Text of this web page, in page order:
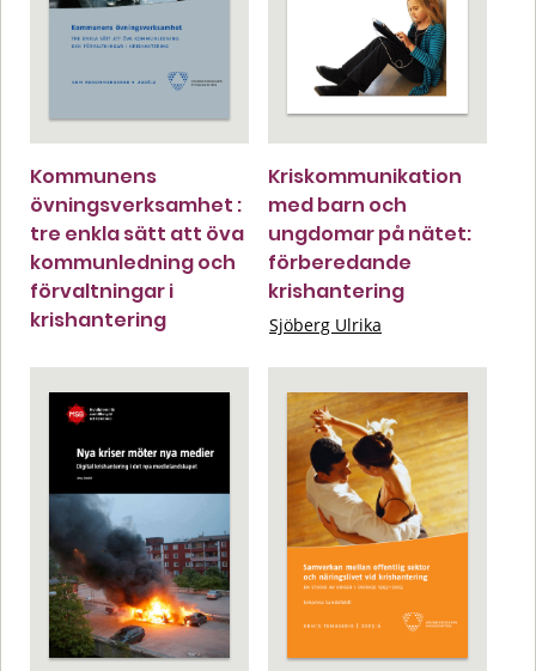
Kommunens
övningsverksamhet :
tre enkla sätt att öva
kommunledning och
förvaltningar i
krishantering
Kriskommunikation
med barn och
ungdomar på nätet:
förberedande
krishantering
Sjöberg Ulrika